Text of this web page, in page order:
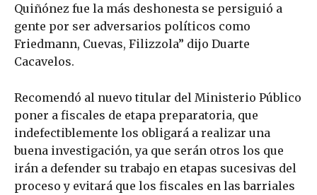
Quiñónez fue la más deshonesta se persiguió a
gente por ser adversarios políticos como
Friedmann, Cuevas, Filizzola” dijo Duarte
Cacavelos.
Recomendó al nuevo titular del Ministerio Público
poner a fiscales de etapa preparatoria, que
indefectiblemente los obligará a realizar una
buena investigación, ya que serán otros los que
irán a defender su trabajo en etapas sucesivas del
proceso y evitará que los fiscales en las barriales